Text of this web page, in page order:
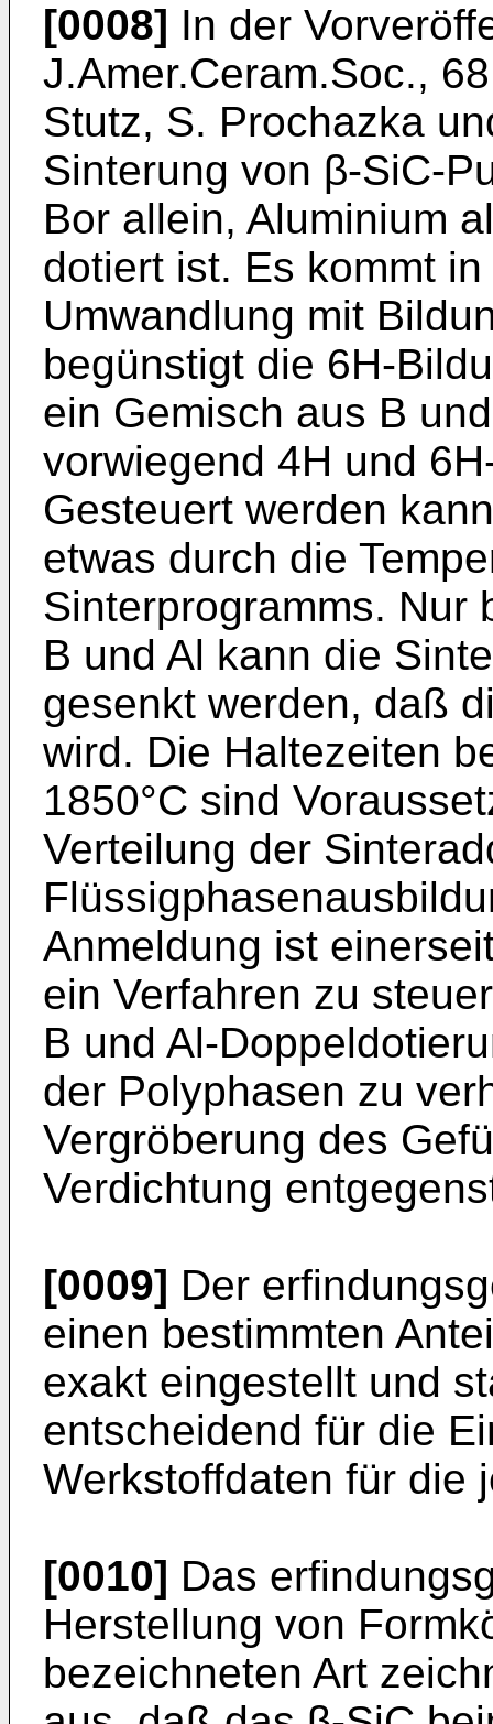
[0008] In der
J.Amer.Ceram.Soc.,
Stutz, S. Prochazka
Sinterung von β-SiC-
Bor allein, Aluminium
dotiert ist. Es kommt
Umwandlung mit
begünstigt die 6H-
ein Gemisch aus B
vorwiegend 4H und
Gesteuert werden
etwas durch die
Sinterprogramms. Nur
B und Al kann die
gesenkt werden, daß
wird. Die Haltezeiten
1850°C sind
Verteilung der
Anmeldung ist
ein Verfahren zu
B und Al-
der Poly­phasen zu
Vergröberung des
Verdichtung
[0009] Der
einen bestimmten
exakt eingestellt und
entscheidend für die
Werkstoffdaten für die
[0010] Das
Herstellung von
bezeichneten Art